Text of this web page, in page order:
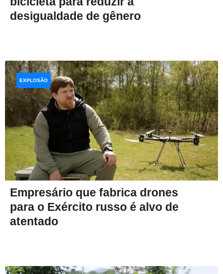
desigualdade de gênero
Empresário que fabrica drones
para o Exército russo é alvo de
atentado
EXPLOSÃO